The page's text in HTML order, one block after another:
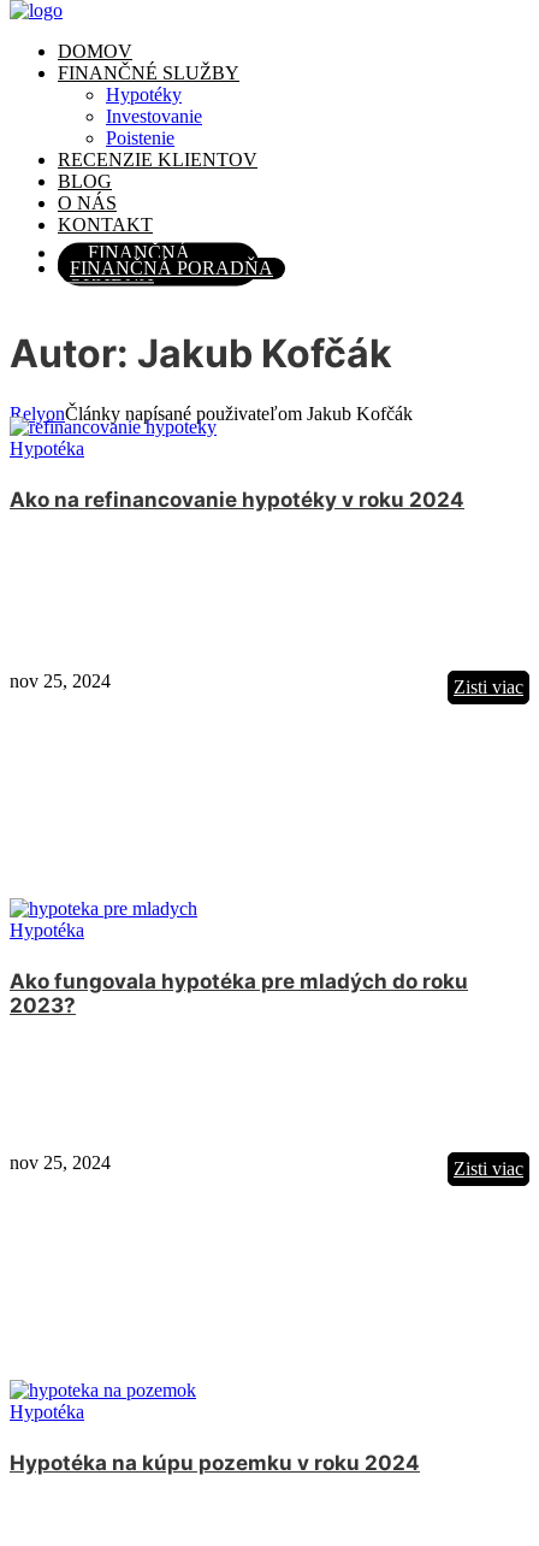
DOMOV
FINANČNÉ SLUŽBY
Hypotéky
Investovanie
Poistenie
RECENZIE KLIENTOV
BLOG
O NÁS
KONTAKT
FINANČNÁ
PORADŇA
DOMOV
FINANČNÉ SLUŽBY
Hypotéky
Investovanie
Poistenie
RECENZIE KLIENTOV
BLOG
O NÁS
KONTAKT
FINANČNÁ PORADŇA
Autor: Jakub Kofčák
RelyonČlánky napísané použivateľom Jakub Kofčák
Hypotéka
Ako na refinancovanie hypotéky v roku 2024
Zisti viac
nov 25, 2024
Hypotéka
Ako fungovala hypotéka pre mladých do roku
2023?
Zisti viac
nov 25, 2024
Hypotéka
Hypotéka na kúpu pozemku v roku 2024